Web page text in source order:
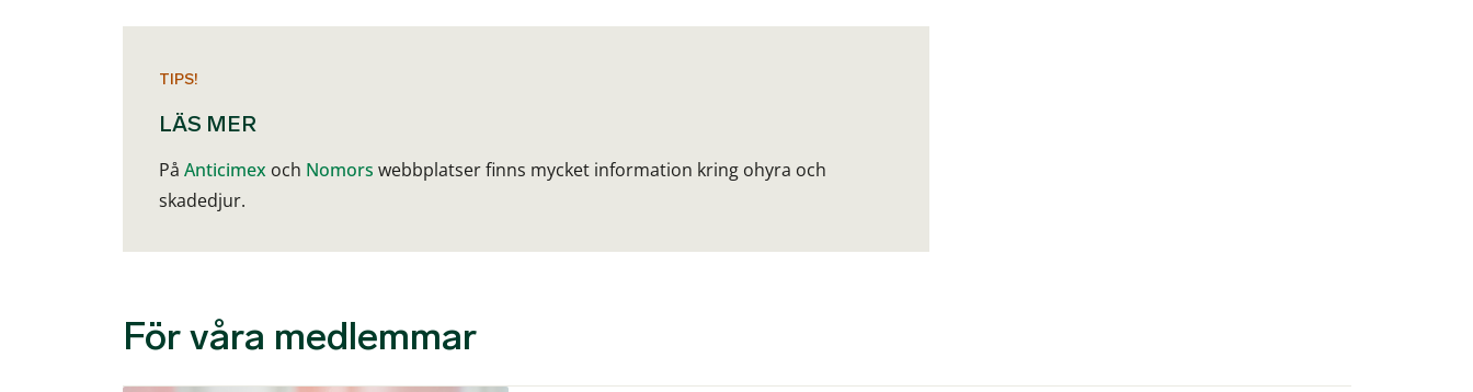
TIPS!
LÄS MER
På Anticimex och Nomors webbplatser finns mycket information kring ohyra och
skadedjur.
För våra medlemmar